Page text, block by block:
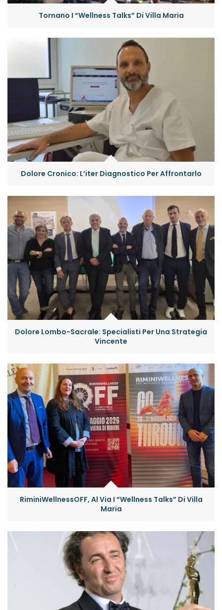
Tornano I “Wellness Talks” Di Villa Maria
Dolore Cronico: L’iter Diagnostico Per Affrontarlo
Dolore Lombo-Sacrale: Specialisti Per Una Strategia
Vincente
RiminiWellnessOFF, Al Via I “Wellness Talks” Di Villa
Maria